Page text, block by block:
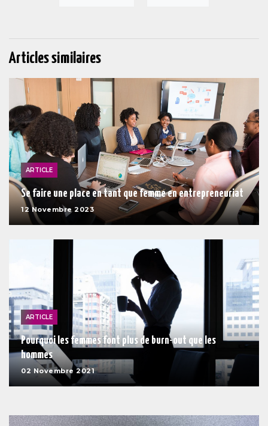
Articles similaires
ARTICLE
Se faire une place en tant que femme en entrepreneuriat
12 Novembre 2023
ARTICLE
Pourquoi les femmes font plus de burn-out que les
hommes
02 Novembre 2021